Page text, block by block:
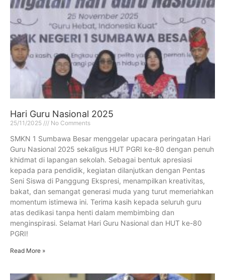
Hari Guru Nasional 2025
25/11/2025 No Comments
SMKN 1 Sumbawa Besar menggelar upacara peringatan Hari
Guru Nasional 2025 sekaligus HUT PGRI ke-80 dengan penuh
khidmat di lapangan sekolah. Sebagai bentuk apresiasi
kepada para pendidik, kegiatan dilanjutkan dengan Pentas
Seni Siswa di Panggung Ekspresi, menampilkan kreativitas,
bakat, dan semangat generasi muda yang turut memeriahkan
momentum istimewa ini. Terima kasih kepada seluruh guru
atas dedikasi tanpa henti dalam membimbing dan
menginspirasi. Selamat Hari Guru Nasional dan HUT ke-80
PGRI!
Read More »